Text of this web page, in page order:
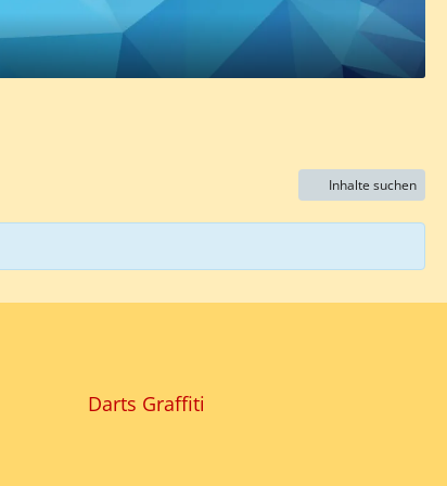
Inhalte suchen
Darts Graffiti